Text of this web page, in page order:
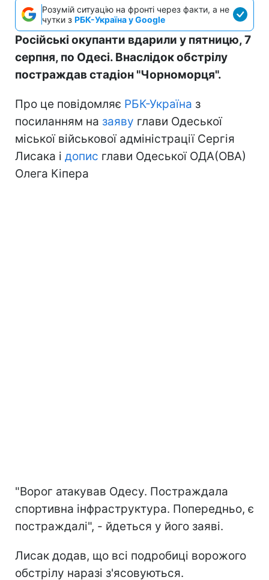
Розумій ситуацію на фронті через факти, а не
чутки з РБК-Україна у Google
Російські окупанти вдарили у пятницю, 7
серпня, по Одесі. Внаслідок обстрілу
постраждав стадіон "Чорноморця".
Про це повідомляє РБК-Україна з
посиланням на заяву глави Одеської
міської військової адміністрації Сергія
Лисака і допис глави Одеської ОДА(ОВА)
Олега Кіпера
"Ворог атакував Одесу. Постраждала
спортивна інфраструктура. Попередньо, є
постраждалі", - йдеться у його заяві.
Лисак додав, що всі подробиці ворожого
обстрілу наразі з'ясовуються.